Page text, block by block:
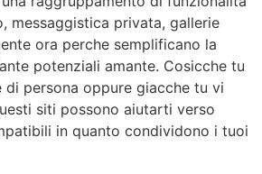
messaggistica privata, gallerie
ora perche semplificano la
potenziali amante. Cosicche tu
di persona oppure giacche tu vi
siti possono aiutarti verso
in quanto condividono i tuoi